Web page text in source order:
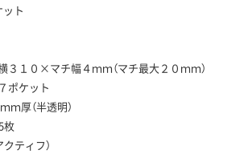
ット
３１０×マチ幅４ｍｍ（マチ最大２０ｍｍ）
ポケット
ｍ厚（半透明）
枚
ティフ）